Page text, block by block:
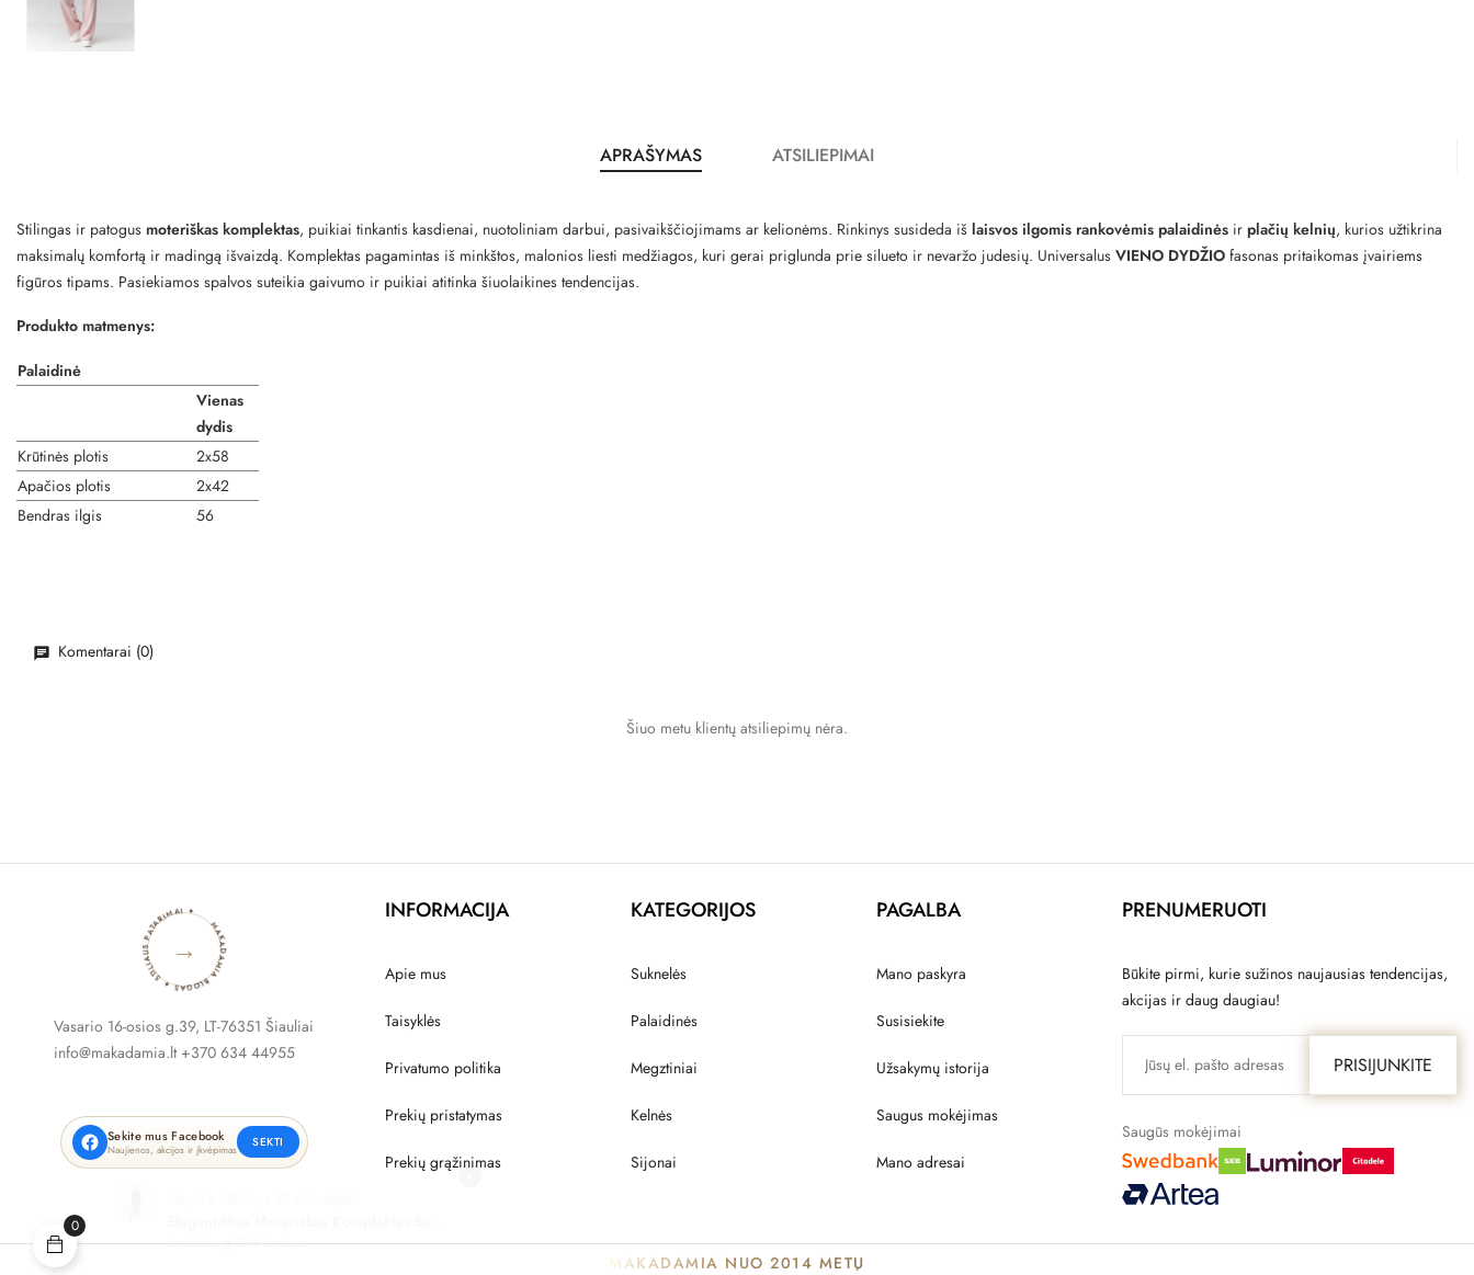
APRAŠYMAS ATSILIEPIMAI
Stilingas ir patogus moteriškas komplektas, puikiai tinkantis kasdienai, nuotoliniam darbui, pasivaikščiojimams ar kelionėms. Rinkinys susideda iš laisvos ilgomis rankovėmis palaidinės ir plačių kelnių, kurios užtikrina
maksimalų komfortą ir madingą išvaizdą. Komplektas pagamintas iš minkštos, malonios liesti medžiagos, kuri gerai priglunda prie silueto ir nevaržo judesių. Universalus VIENO DYDŽIO fasonas pritaikomas įvairiems
figūros tipams. Pasiekiamos spalvos suteikia gaivumo ir puikiai atitinka šiuolaikines tendencijas.
Produkto matmenys:
Palaidinė
Vienas
dydis
Krūtinės plotis
2x58
Apačios plotis
2x42
Bendras ilgis
56
Komentarai (0)
Šiuo metu klientų atsiliepimų nėra.
MAKADAMIA BLOGAS ✦ STILIAUS PATARIMAI ✦
→
Vasario 16-osios g.39, LT-76351 Šiauliai
info@makadamia.lt +370 634 44955
Sekite mus Facebook
Naujienos, akcijos ir įkvėpimas SEKTI
INFORMACIJA
Apie mus
Taisyklės
Privatumo politika
Prekių pristatymas
Prekių grąžinimas
KATEGORIJOS
Suknelės
Palaidinės
Megztiniai
Kelnės
Sijonai
PAGALBA
Mano paskyra
Susisiekite
Užsakymų istorija
Saugus mokėjimas
Mano adresai
PRENUMERUOTI
Būkite pirmi, kurie sužinos naujausias tendencijas,
akcijas ir daug daugiau!
PRISIJUNKITE
Saugūs mokėjimai
MAKADAMIA NUO 2014 METŲ
×
Laisva Palaidine Ir Plačiomis Kelnėmis
Kedainiu g 104 Seduva
0